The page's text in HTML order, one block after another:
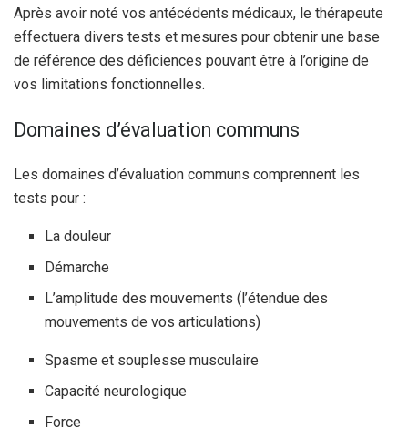
Après avoir noté vos antécédents médicaux, le thérapeute
effectuera divers tests et mesures pour obtenir une base
de référence des déficiences pouvant être à l’origine de
vos limitations fonctionnelles.
Domaines d’évaluation communs
Les domaines d’évaluation communs comprennent les
tests pour :
La douleur
Démarche
L’amplitude des mouvements (l’étendue des
mouvements de vos articulations)
Spasme et souplesse musculaire
Capacité neurologique
Force